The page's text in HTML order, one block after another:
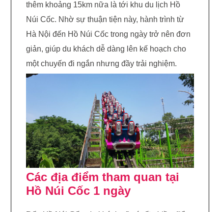
thêm khoảng 15km nữa là tới khu du lịch Hồ
Núi Cốc. Nhờ sự thuận tiện này, hành trình từ
Hà Nội đến Hồ Núi Cốc trong ngày trở nên đơn
giản, giúp du khách dễ dàng lên kế hoạch cho
một chuyến đi ngắn nhưng đầy trải nghiệm.
Các địa điểm tham quan tại
Hồ Núi Cốc 1 ngày